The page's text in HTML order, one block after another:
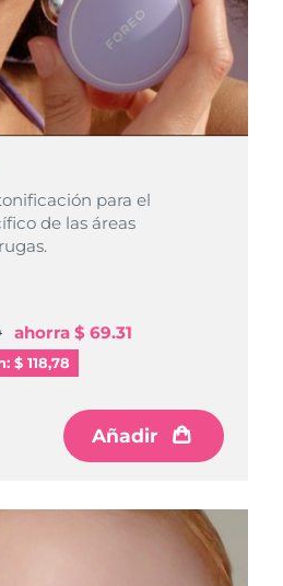
para el
de las áreas
ahorra $ 69.31
$ 118,78
Añadir
Entrega prevista 8/9/26
Entrega prevista 8/9/26
Entrega prevista
Entrega prevista